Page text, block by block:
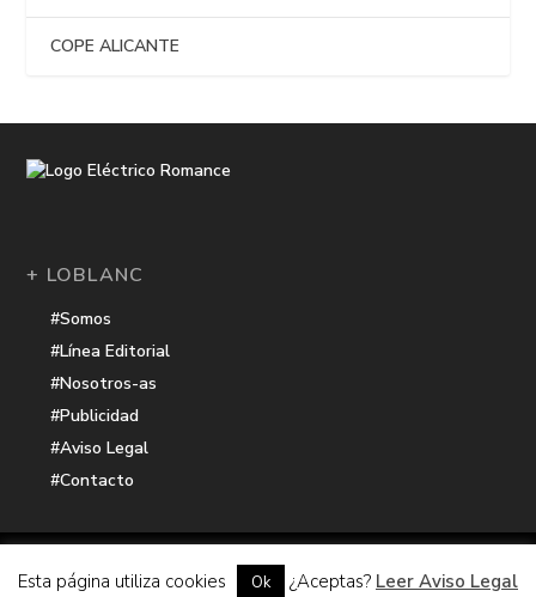
COPE ALICANTE
+ LOBLANC
#Somos
#Línea Editorial
#Nosotros-as
#Publicidad
#Aviso Legal
#Contacto
Electrico Romance
Hacker Harbor
Esta página utiliza cookies Ok ¿Aceptas? Leer Aviso Legal